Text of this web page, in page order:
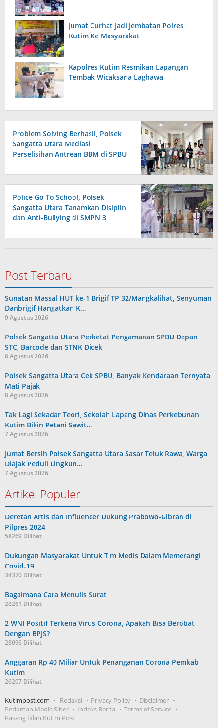
Jumat Curhat Jadi Jembatan Polres
Kutim Ke Masyarakat
Kapolres Kutim Resmikan Lapangan
Tembak Wicaksana Laghawa
Problem Solving Berhasil, Polsek
Sangatta Utara Mediasi
Perselisihan Antrean BBM di SPBU
Police Go To School, Polsek
Sangatta Utara Tanamkan Disiplin
dan Anti-Bullying di SMPN 3
Post Terbaru
Sunatan Massal HUT ke-1 Brigif TP 32/Mangkalihat, Senyuman
Danbrigif Hangatkan K…
9 Agustus 2026
Polsek Sangatta Utara Perketat Pengamanan SPBU Depan
STC, Barcode dan STNK Dicek
8 Agustus 2026
Polsek Sangatta Utara Cek SPBU, Banyak Kendaraan Ternyata
Mati Pajak
8 Agustus 2026
Tak Lagi Sekadar Teori, Sekolah Lapang Dinas Perkebunan
Kutim Bikin Petani Sawit…
7 Agustus 2026
Jumat Bersih Polsek Sangatta Utara Sasar Teluk Rawa, Warga
Diajak Peduli Lingkun…
7 Agustus 2026
Artikel Populer
Deretan Artis dan Influencer Dukung Prabowo-Gibran di
Pilpres 2024
58269 Dilihat
Dukungan Masyarakat Untuk Tim Medis Dalam Memerangi
Covid-19
34370 Dilihat
Bagaimana Cara Menulis Surat
28261 Dilihat
2 WNI Positif Terkena Virus Corona, Apakah Bisa Berobat
Dengan BPJS?
28096 Dilihat
Anggaran Rp 40 Miliar Untuk Penanganan Corona Pemkab
Kutim
26207 Dilihat
Kutimpost.com Redaksi Privacy Policy
Disclaimer
Pedoman Media Siber
Indeks Berita
Terms of Service
Pasang Iklan Kutim Post